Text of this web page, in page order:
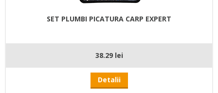
SET PLUMBI PICATURA CARP EXPERT
38.29 lei
Detalii